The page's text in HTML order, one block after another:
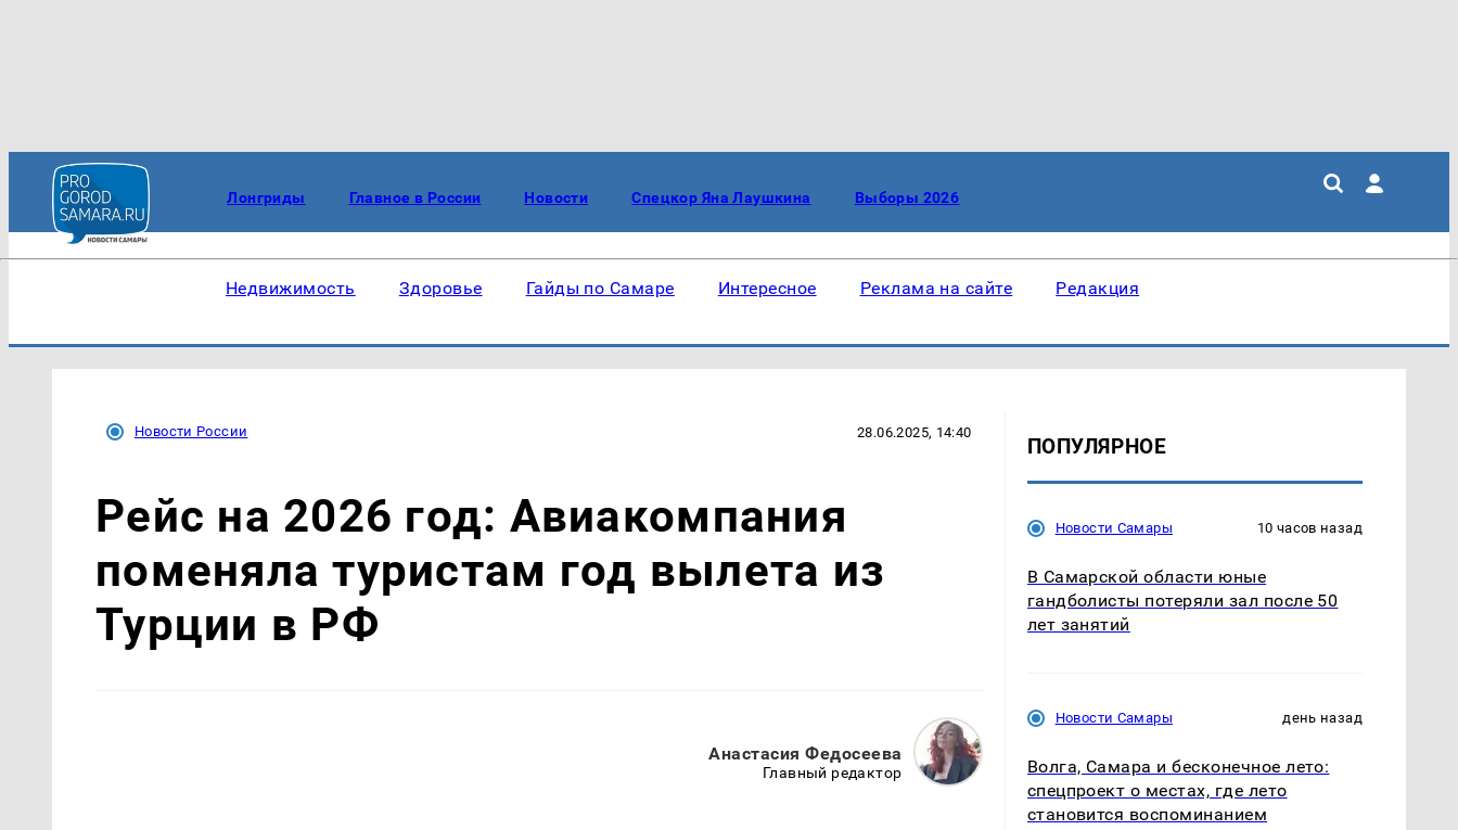
Лонгриды Главное в России Новости Спецкор Яна Лаушкина Выборы 2026
Недвижимость Здоровье Гайды по Самаре Интересное Реклама на сайте Редакция
Новости России 28.06.2025, 14:40
Рейс на 2026 год: Авиакомпания
поменяла туристам год вылета из
Турции в РФ
Анастасия Федосеева
Главный редактор
ПОПУЛЯРНОЕ
Новости Самары 10 часов назад
В Самарской области юные
гандболисты потеряли зал после 50
лет занятий
Новости Самары день назад
Волга, Самара и бесконечное лето:
спецпроект о местах, где лето
становится воспоминанием